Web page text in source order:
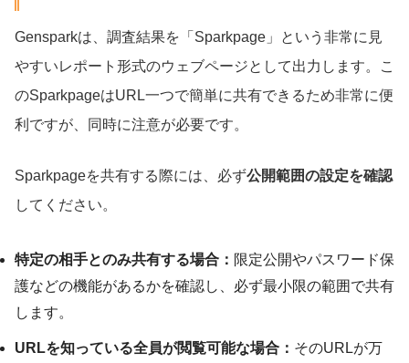
Gensparkは、調査結果を「Sparkpage」という非常に見
やすいレポート形式のウェブページとして出力します。こ
のSparkpageはURL一つで簡単に共有できるため非常に便
利ですが、同時に注意が必要です。
Sparkpageを共有する際には、必ず公開範囲の設定を確認
してください。
特定の相手とのみ共有する場合： 限定公開やパスワード保
護などの機能があるかを確認し、必ず最小限の範囲で共有
します。
URLを知っている全員が閲覧可能な場合： そのURLが万